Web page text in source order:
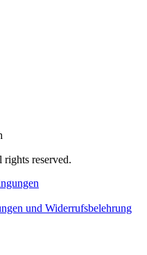
rights reserved.
und Widerrufsbelehrung